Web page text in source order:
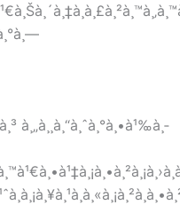
à¸„à¸¸à¸“à¸ˆà¸°à¸•à¹‰à¸­